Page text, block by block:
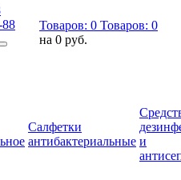
88 Товаров: 0 Товаров: 0
на 0 руб.
Салфетки
антибактериальные и